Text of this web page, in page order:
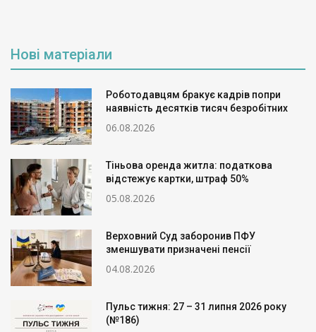
Нові матеріали
Роботодавцям бракує кадрів попри
наявність десятків тисяч безробітних
06.08.2026
Тіньова оренда житла: податкова
відстежує картки, штраф 50%
05.08.2026
Верховний Суд заборонив ПФУ
зменшувати призначені пенсії
04.08.2026
Пульс тижня: 27 – 31 липня 2026 року
(№186)